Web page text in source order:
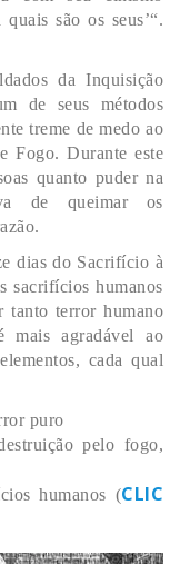
são os seus’“.
da Inquisição
de seus métodos
treme de medo ao
Fogo. Durante este
quanto puder na
de queimar os
dias do Sacrifício à
sacrifícios humanos
tanto terror humano
mais agradável ao
cada qual
puro
pelo fogo,
humanos (CLIC